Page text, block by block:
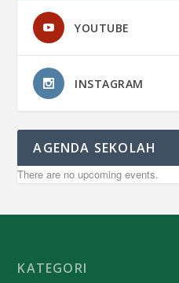
YOUTUBE
INSTAGRAM
AGENDA SEKOLAH
There are no upcoming events.
KATEGORI